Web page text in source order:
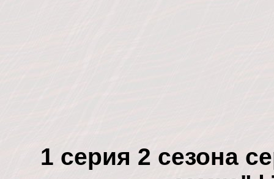
1 серия 2 сезона